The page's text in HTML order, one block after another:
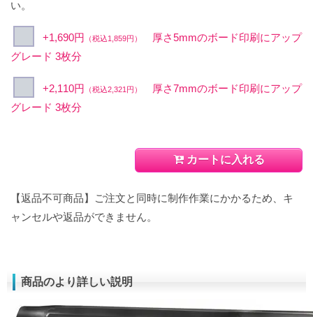
い。
+1,690円 （税込1,859円）
厚さ5mmのボード印刷にアップ
グレード 3枚分
+2,110円 （税込2,321円）
厚さ7mmのボード印刷にアップ
グレード 3枚分
カートに入れる
【返品不可商品】ご注文と同時に制作作業にかかるため、キ
ャンセルや返品ができません。
商品のより詳しい説明